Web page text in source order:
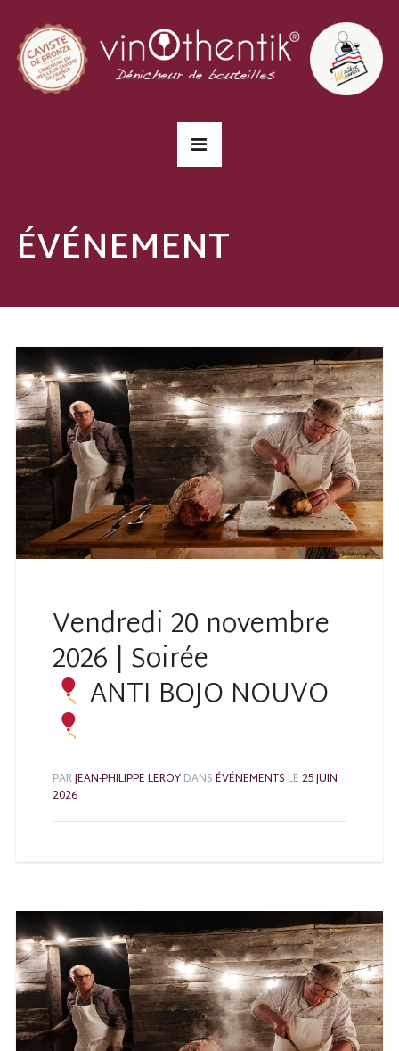
ÉVÉNEMENT
Vendredi 20 novembre
2026 | Soirée
ANTI BOJO NOUVO
PARJEAN-PHILIPPE LEROYDANSÉVÉNEMENTS LE25 JUIN
2026